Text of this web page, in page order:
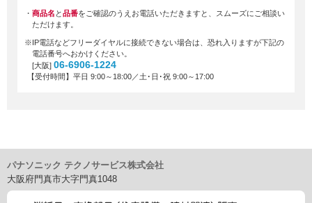
・ 商品名 と品番をご確認のうえお電話いただきますと、スムーズにご相談い
ただけます。
※IP電話などフリーダイヤルに接続できない場合は、恐れ入りますが下記の
電話番号へおかけください。
[大阪] 06-6906-1224
【受付時間】平日 9:00～18:00／土･日･祝 9:00～17:00
パナソニック テクノサービス株式会社
大阪府門真市大字門真1048